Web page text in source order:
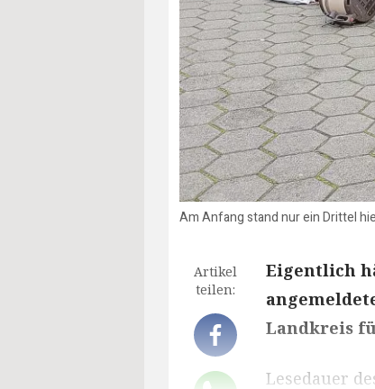
Am Anfang stand nur ein Drittel
Artikel
teilen:
Eigentlich
Landkreis
Lesedauer